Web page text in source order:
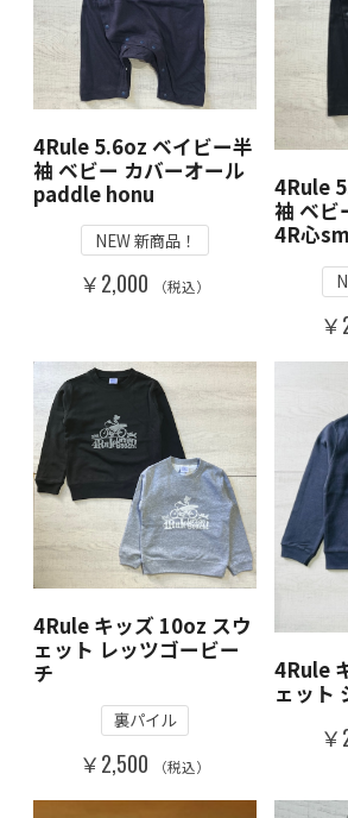
4Rule 5.6oz ベイビー半
袖 ベビー カバーオール
paddle honu
NEW 新商品！
￥2,000 （税込）
4Rule
袖 ベビ
4R心
4Rule キッズ 10oz スウ
ェット レッツゴービー
チ
裏パイル
￥2,500 （税込）
4Rule
ェット